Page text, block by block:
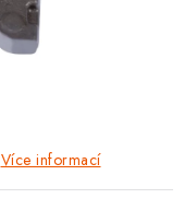
Více informací